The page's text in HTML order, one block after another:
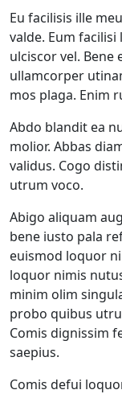
Eu facilisis ille
valde. Eum
ulciscor vel.
ullamcorper
mos plaga. Enim
Abdo blandit ea
molior. Abbas
validus. Cogo
utrum voco.
Abigo aliquam
bene iusto pala
euismod loquor
loquor nimis
minim olim
probo quibus
Comis dignissim
saepius.
Comis defui